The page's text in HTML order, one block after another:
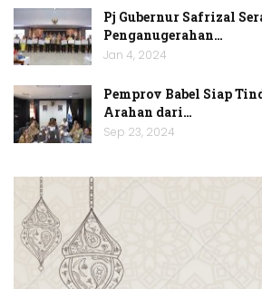
Pj Gubernur Safrizal
Penganugerahan…
Jan 4, 2024
Pemprov Babel Siap
Arahan dari…
Sep 23, 2024